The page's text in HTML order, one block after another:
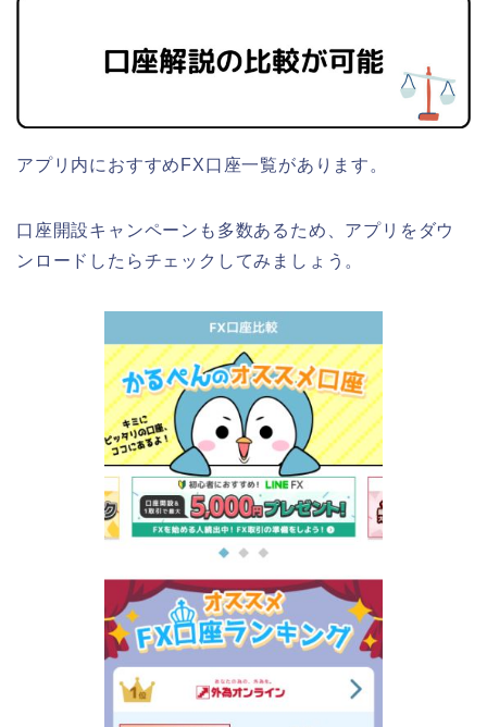
アプリ内におすすめFX口座一覧があります。
口座開設キャンペーンも多数あるため、アプリをダウ
ンロードしたらチェックしてみましょう。